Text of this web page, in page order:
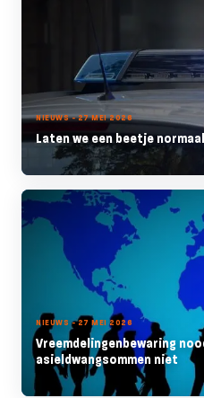
NIEUWS - 27 MEI 2026
Laten we een beetje
NIEUWS - 27 MEI 2026
Vreemdelingenbewaring
asieldwangsommen niet